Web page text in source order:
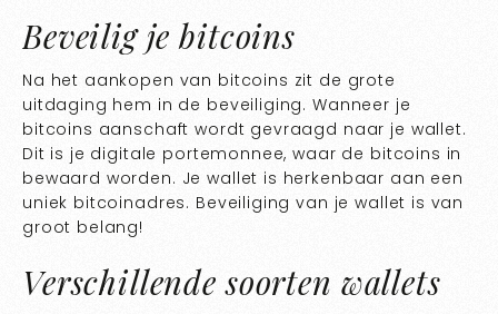
Beveilig je bitcoins
Na het aankopen van bitcoins zit de grote
uitdaging hem in de beveiliging. Wanneer je
bitcoins aanschaft wordt gevraagd naar je wallet.
Dit is je digitale portemonnee, waar de bitcoins in
bewaard worden. Je wallet is herkenbaar aan een
uniek bitcoinadres. Beveiliging van je wallet is van
groot belang!
Verschillende soorten wallets